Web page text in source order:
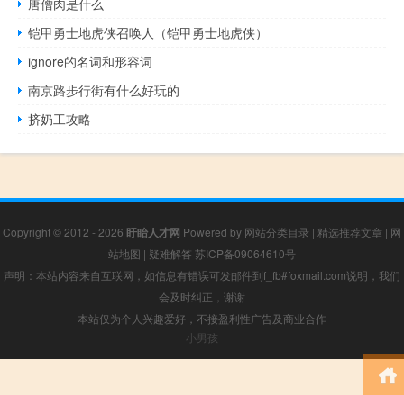
铠甲勇士地虎侠召唤人（铠甲勇士地虎侠）
ignore的名词和形容词
南京路步行街有什么好玩的
挤奶工攻略
Copyright © 2012 - 2026 盱眙人才网 Powered by 网站分类目录 | 精选推荐文章 | 网
站地图 | 疑难解答 苏ICP备09064610号
声明：本站内容来自互联网，如信息有错误可发邮件到f_fb#foxmail.com说明，我们
会及时纠正，谢谢
本站仅为个人兴趣爱好，不接盈利性广告及商业合作
小男孩